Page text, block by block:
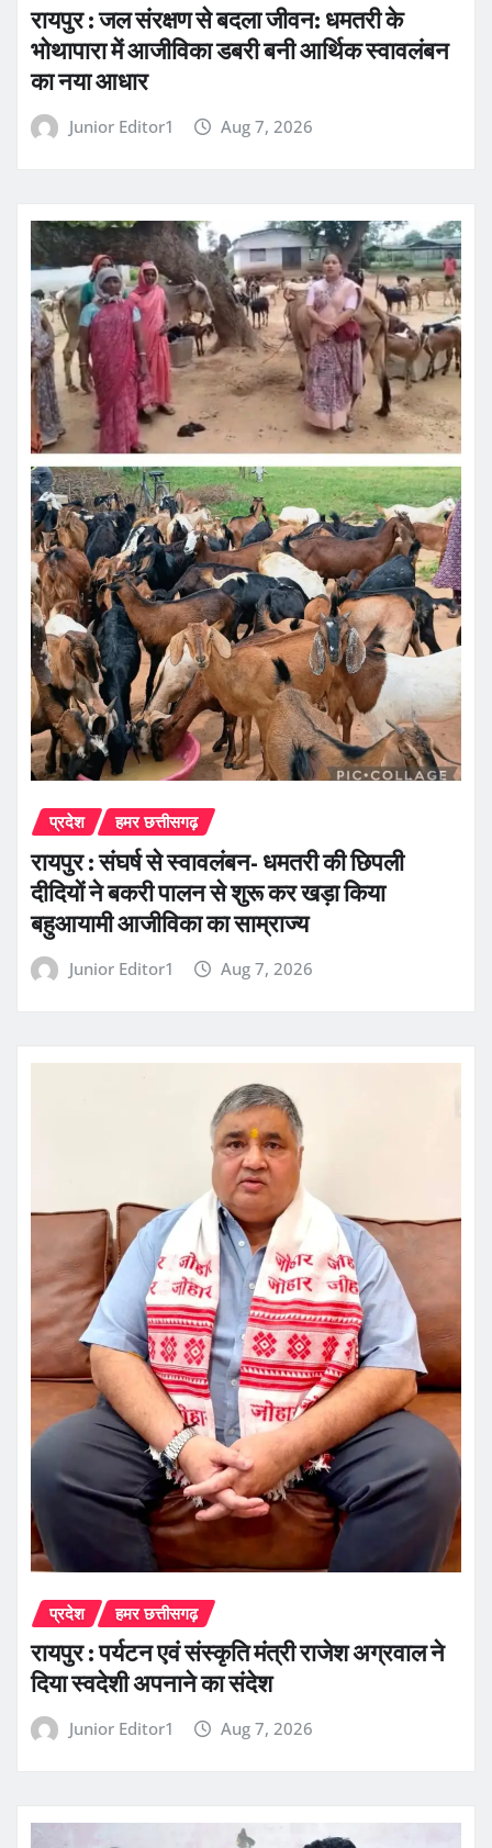
रायपुर : जल संरक्षण से बदला जीवन: धमतरी के
भोथापारा में आजीविका डबरी बनी आर्थिक स्वावलंबन
का नया आधार
Junior Editor1 Aug 7, 2026
प्रदेश हमर छत्तीसगढ़
रायपुर : संघर्ष से स्वावलंबन- धमतरी की छिपली
दीदियों ने बकरी पालन से शुरू कर खड़ा किया
बहुआयामी आजीविका का साम्राज्य
Junior Editor1 Aug 7, 2026
प्रदेश हमर छत्तीसगढ़
रायपुर : पर्यटन एवं संस्कृति मंत्री राजेश अग्रवाल ने
दिया स्वदेशी अपनाने का संदेश
Junior Editor1 Aug 7, 2026